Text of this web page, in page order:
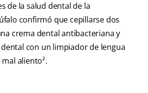
de la salud dental de la
confirmó que cepillarse dos
crema dental antibacteriana y
con un limpiador de lengua
aliento².